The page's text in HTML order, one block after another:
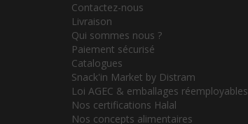
Contactez-nous
Livraison
Qui sommes nous ?
Paiement sécurisé
Catalogues
Snack'in Market by Distram
Loi AGEC & emballages réemployables
Nos certifications Halal
Nos concepts alimentaires